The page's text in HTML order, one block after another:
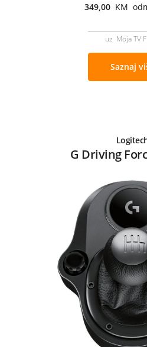
349,00 KM
uz Moja TV
Saznaj
G Driving